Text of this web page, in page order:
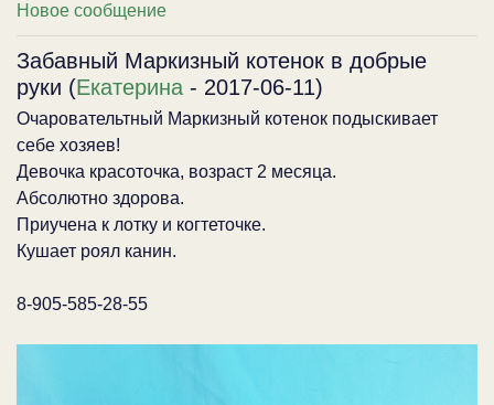
Новое сообщение
Забавный Маркизный котенок в добрые
руки (Екатерина - 2017-06-11)
Очаровательтный Маркизный котенок подыскивает
себе хозяев!
Девочка красоточка, возраст 2 месяца.
Абсолютно здорова.
Приучена к лотку и когтеточке.
Кушает роял канин.
8-905-585-28-55